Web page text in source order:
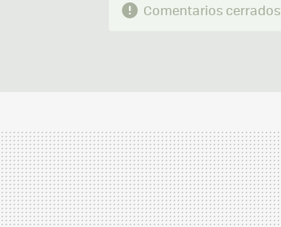
Comentarios cerrados